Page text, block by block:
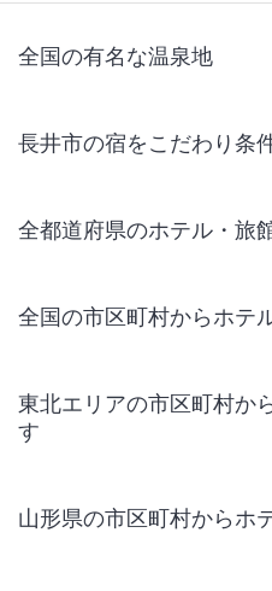
全国の有名な温泉地
長井市の宿をこだわり条
全都道府県のホテル・旅
全国の市区町村からホテ
東北エリアの市区町村か
す
山形県の市区町村からホ